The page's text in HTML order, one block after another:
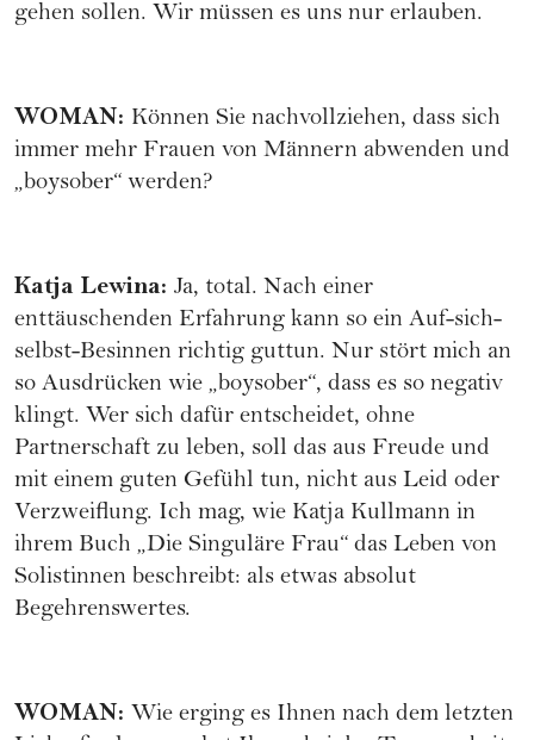
gehen sollen. Wir müssen es uns nur erlauben.
WOMAN: Können Sie nachvollziehen, dass sich
immer mehr Frauen von Männern abwenden und
„boysober“ werden?
Katja Lewina: Ja, total. Nach einer
enttäuschenden Erfahrung kann so ein Auf-sich-
selbst-Besinnen richtig guttun. Nur stört mich an
so Ausdrücken wie „boysober“, dass es so negativ
klingt. Wer sich dafür entscheidet, ohne
Partnerschaft zu leben, soll das aus Freude und
mit einem guten Gefühl tun, nicht aus Leid oder
Verzweiflung. Ich mag, wie Katja Kullmann in
ihrem Buch „Die Singuläre Frau“ das Leben von
Solistinnen beschreibt: als etwas absolut
Begehrenswertes.
WOMAN: Wie erging es Ihnen nach dem letzten